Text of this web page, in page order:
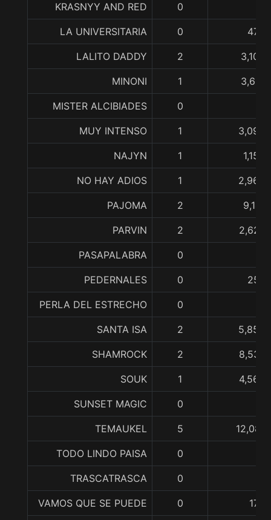
KRASNYY AND RED 0
LA UNIVERSITARIA 0
LALITO DADDY 2
MINONI 1
MISTER ALCIBIADES 0
MUY INTENSO 1
NAJYN 1
NO HAY ADIOS 1
PAJOMA 2
PARVIN 2
PASAPALABRA 0
PEDERNALES 0
PERLA DEL ESTRECHO 0
SANTA ISA 2
SHAMROCK 2
SOUK 1
SUNSET MAGIC 0
TEMAUKEL 5
TODO LINDO PAISA 0
TRASCATRASCA 0
VAMOS QUE SE PUEDE 0